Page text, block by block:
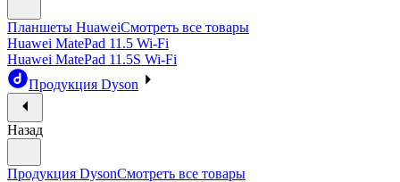
Планшеты HuaweiСмотреть все товары
Huawei MatePad 11.5 Wi-Fi
Huawei MatePad 11.5S Wi-Fi
Продукция Dyson
Назад
Продукция DysonСмотреть все товары